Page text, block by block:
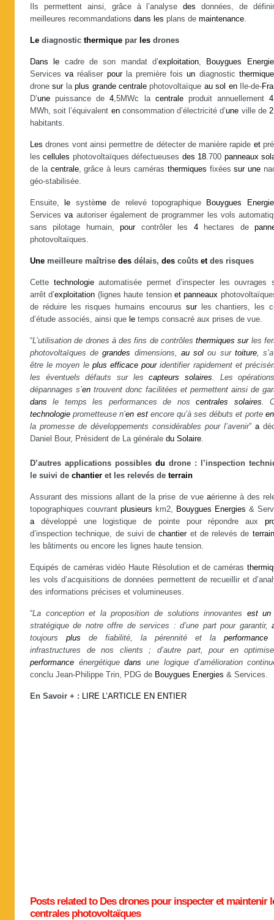
Ils permettent ainsi, grâce à l’analysedes
données, de
meilleures recommandations dans les plans de maintenance.
Le diagnostic thermique par les drones
Dans le cadre de son mandat d’exploitation, Bouygues
Servicesvaréaliser pourla première foisun diagnostic thermique
dronesurlaplus grande centrale photovoltaïque au sol enIle-de-
D’une puissance de4,5MWc la centraleproduit annuellement 4
MWh, soit l’équivalent enconsommation d’électricité d’une ville de2
habitants.
Les drones vont ainsi permettre de détecter de manière rapide et
lescellules photovoltaïques défectueuses des 18.700 panneaux
de la centrale, grâce à leurs caméras thermiques fixéessur une
géo-stabilisée.
Ensuite, le systèmede relevé topographique Bouygues
Servicesvaautoriser également de programmer les vols
sans pilotage humain,pourcontrôler les 4hectares de
photovoltaïques.
Une meilleure maîtrise des délais, des coûts etdes risques
Cette technologieautomatisée permet d’inspecter les ouvrages
arrêt d’exploitation (lignes haute tension et panneaux
de réduire les risques humains encourus surles chantiers, les
d’étude associés, ainsi que le temps consacré aux prises de vue.
“L’utilisation de drones à des fins de contrôlesthermiques surles
photovoltaïques degrandes dimensions, au sol ou sur toiture,
être le moyen le plus efficace pouridentifier rapidement et
les éventuels défauts sur lescapteurs solaires. Les
dépannages s’en trouvent donc facilitées et permettent ainsi de
dans le temps les performances de noscentrales solaires.
technologie prometteuse n’en estencore qu’à ses débuts et porte en
la promesse de développements considérables pour l’avenir” a
Daniel Bour, Président de La générale du Solaire.
D’autres applications possibles du drone : l’inspection
le suivi de chantier et les relevés de terrain
Assurant des missions allant de la prise de vue aérienne à des
topographiques couvrant plusieurs km2, Bouygues Energies &
adéveloppé une logistique de pointe pour répondre aux
d’inspection technique, de suivi dechantieret de relevés de terrain
les bâtiments ou encore les lignes haute tension.
Equipés de caméras vidéo Haute Résolution et de caméras
les vols d’acquisitions de données permettent de recueillir et
des informations précises et volumineuses.
“La conception et la proposition de solutions innovantes est un
stratégique de notre offre de services : d’une part pour garantir,
toujours plus de fiabilité, la pérennité et la performance
infrastructures de nos clients ; d’autre part, pour en
performance énergétiquedans
une logique d’amélioration
conclu Jean-Philippe Trin, PDG de Bouygues Energies & Services.
En Savoir + : LIRE L’ARTICLE EN ENTIER
Posts related to Des drones pour inspecter et maintenir
centrales photovoltaïques